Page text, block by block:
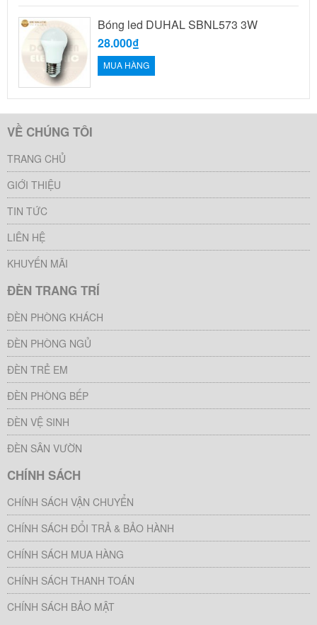
Bóng led DUHAL SBNL573 3W
28.000₫
MUA HÀNG
VỀ CHÚNG TÔI
TRANG CHỦ
GIỚI THIỆU
TIN TỨC
LIÊN HỆ
KHUYẾN MÃI
ĐÈN TRANG TRÍ
ĐÈN PHÒNG KHÁCH
ĐÈN PHÒNG NGỦ
ĐÈN TRẺ EM
ĐÈN PHÒNG BẾP
ĐÈN VỆ SINH
ĐÈN SÂN VƯỜN
CHÍNH SÁCH
CHÍNH SÁCH VẬN CHUYỂN
CHÍNH SÁCH ĐỔI TRẢ & BẢO HÀNH
CHÍNH SÁCH MUA HÀNG
CHÍNH SÁCH THANH TOÁN
CHÍNH SÁCH BẢO MẬT